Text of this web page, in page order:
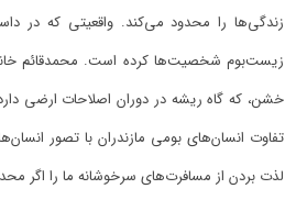
زندگی‌ها را محدود می‌‌کند. واقعیتی که در
زیست‌بوم شخصیت‌ها کرده است. محمدقائم
خشن، که گاه ریشه در دوران اصلاحات ارضی
تفاوت انسان‌های بومی مازندران با تصور
لذت بردن از مسافرت‌های ‌سرخوشانه ما را اگر